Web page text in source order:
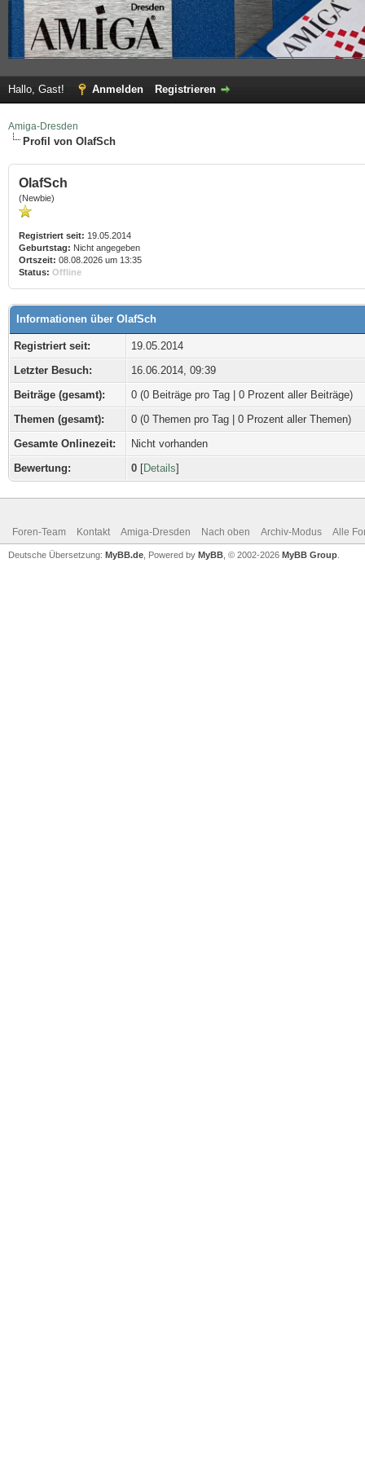
Hallo, Gast! Anmelden Registrieren
Amiga-Dresden
Profil von OlafSch
OlafSch
(Newbie)
Registriert seit: 19.05.2014
Geburtstag: Nicht angegeben
Ortszeit: 08.08.2026 um 13:35
Status: Offline
Informationen über OlafSch
Registriert seit:
19.05.2014
Letzter Besuch:
16.06.2014, 09:39
Beiträge (gesamt):
0 (0 Beiträge pro Tag | 0 Prozent aller Beiträge)
Themen (gesamt):
0 (0 Themen pro Tag | 0 Prozent aller Themen)
Gesamte Onlinezeit:
Nicht vorhanden
Bewertung:
0 [Details]
Foren-Team Kontakt Amiga-Dresden Nach oben Archiv-Modus Alle
Deutsche Übersetzung: MyBB.de , Powered by MyBB , © 2002-2026 MyBB Group